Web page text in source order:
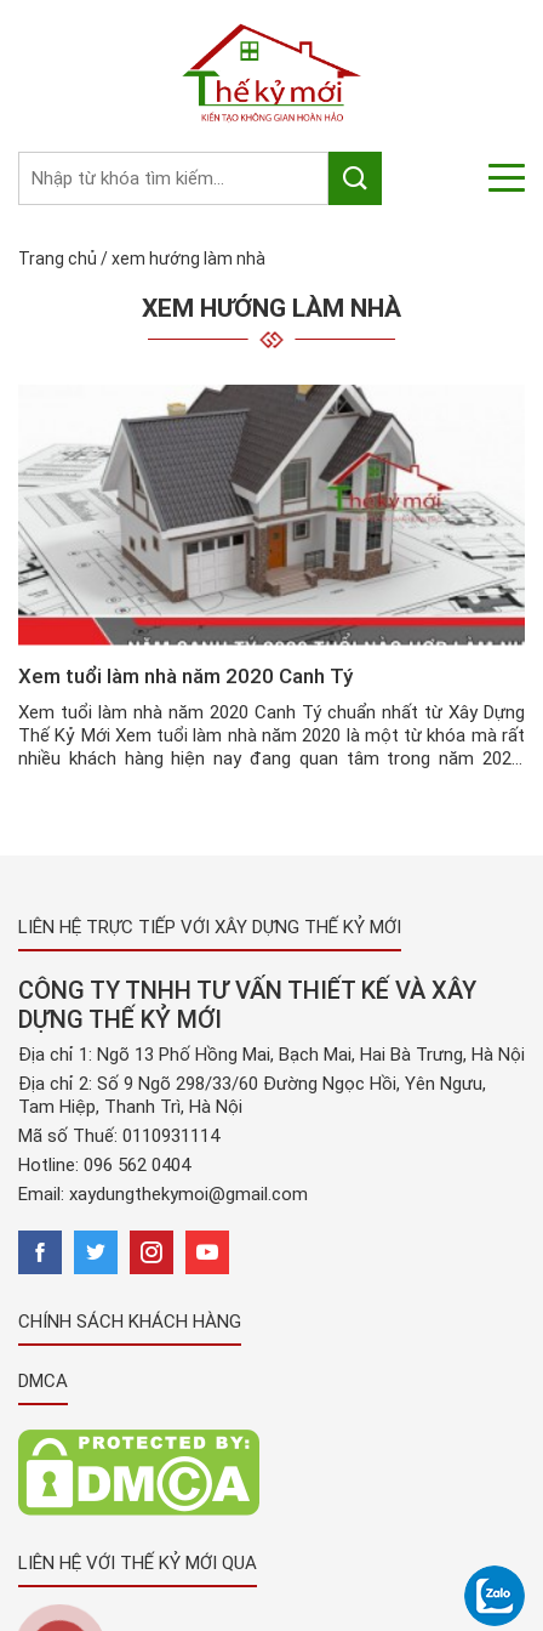
Trang chủ /xem hướng làm nhà
XEM HƯỚNG LÀM NHÀ
Xem tuổi làm nhà năm 2020 Canh Tý
Xem tuổi làm nhà năm 2020 Canh Tý chuẩn nhất từ Xây Dựng
Thế Kỷ Mới Xem tuổi làm nhà năm 2020 là một từ khóa mà rất
nhiều khách hàng hiện nay đang quan tâm trong năm 2020.
LIÊN HỆ TRỰC TIẾP VỚI XÂY DỰNG THẾ KỶ MỚI
CÔNG TY TNHH TƯ VẤN THIẾT KẾ VÀ XÂY
DỰNG THẾ KỶ MỚI
Địa chỉ 1: Ngõ 13 Phố Hồng Mai, Bạch Mai, Hai Bà Trưng, Hà Nội
Địa chỉ 2: Số 9 Ngõ 298/33/60 Đường Ngọc Hồi, Yên Ngưu,
Tam Hiệp, Thanh Trì, Hà Nội
Mã số Thuế: 0110931114
Hotline: 096 562 0404
Email: xaydungthekymoi@gmail.com
CHÍNH SÁCH KHÁCH HÀNG
DMCA
LIÊN HỆ VỚI THẾ KỶ MỚI QUA